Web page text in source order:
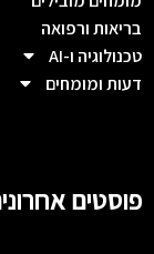
בריאות ורפואה
טכנולוגיה ו-AI
דעות ומומחים
פוסטים